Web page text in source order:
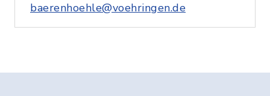
baerenhoehle@voehringen.de